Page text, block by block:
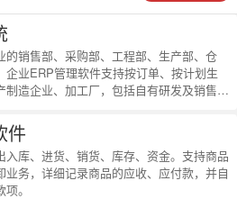
的销售部、采购部、工程部、生产部、仓
企业ERP管理软件支持按订单、按计划生
制造企业、加工厂，包括自有研发及销售的
件
入库、进货、销货、库存、资金。支持商品
业务，详细记录商品的应收、应付款，并自
。